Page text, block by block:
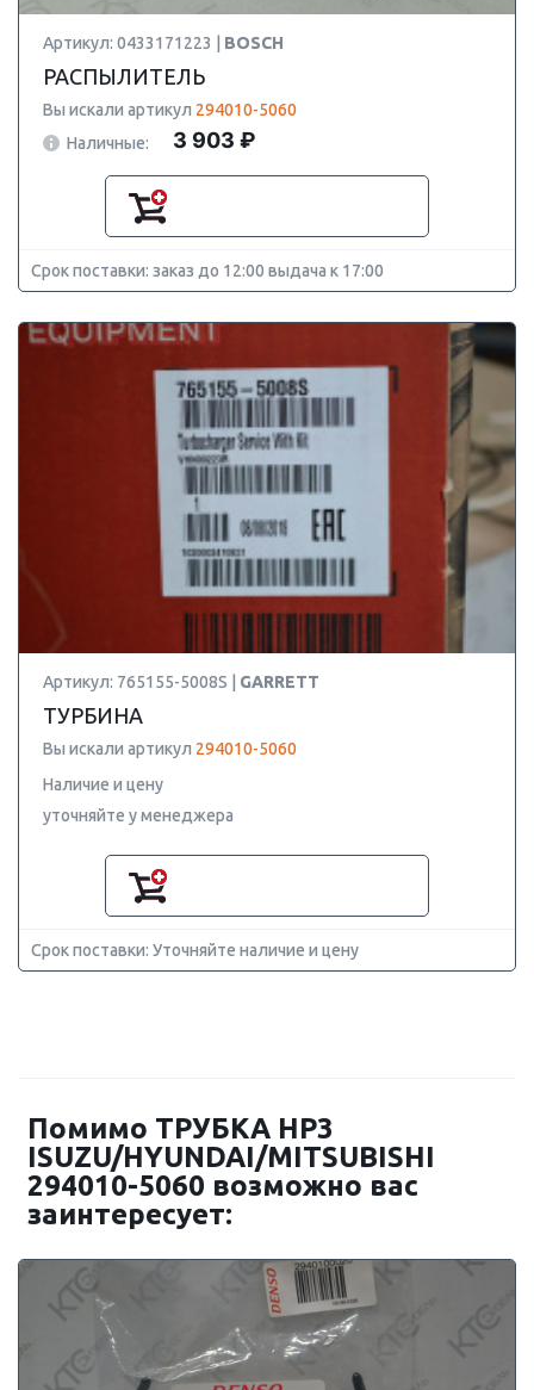
Артикул: 0433171223 | BOSCH
РАСПЫЛИТЕЛЬ
Вы искали артикул 294010-5060
Наличные:
3 903 ₽
Срок поставки: заказ до 12:00 выдача к 17:00
Артикул: 765155-5008S | GARRETT
ТУРБИНА
Вы искали артикул 294010-5060
Наличие и цену
уточняйте у менеджера
Срок поставки: Уточняйте наличие и цену
Помимо ТРУБКА HP3
ISUZU/HYUNDAI/MITSUBISHI
294010-5060 возможно вас
заинтересует: